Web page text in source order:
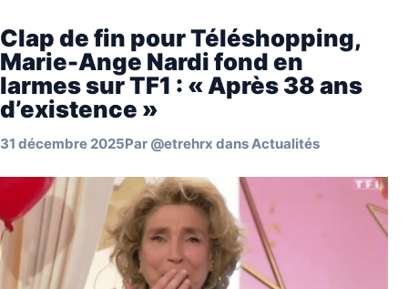
Clap de fin pour Téléshopping,
Marie-Ange Nardi fond en
larmes sur TF1 : « Après 38 ans
d’existence »
31 décembre 2025Par @etrehrx dansActualités